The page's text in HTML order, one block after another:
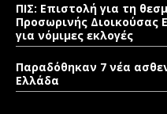
ΠΙΣ: Επιστολή για τη
Προσωρινής Διοικούσας
για νόμιμες εκλογές
Παραδόθηκαν 7 νέα
Ελλάδα